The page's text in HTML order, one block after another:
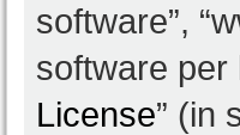
software”,
software per
License” (in